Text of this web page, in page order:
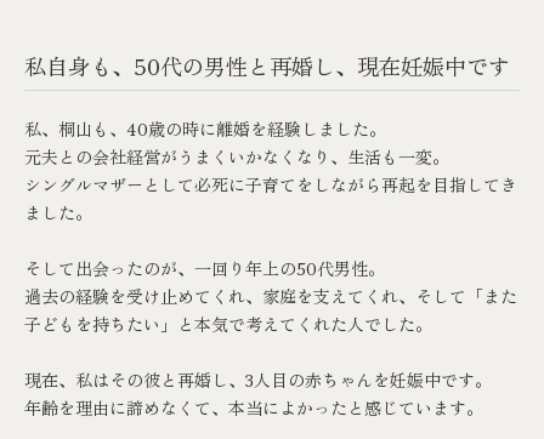
私自身も、50代の男性と再婚し、現在妊娠中です
私、桐山も、40歳の時に離婚を経験しました。
元夫との会社経営がうまくいかなくなり、生活も一変。
シングルマザーとして必死に子育てをしながら再起を目指してき
ました。
そして出会ったのが、一回り年上の50代男性。
過去の経験を受け止めてくれ、家庭を支えてくれ、そして「また
子どもを持ちたい」と本気で考えてくれた人でした。
現在、私はその彼と再婚し、3人目の赤ちゃんを妊娠中です。
年齢を理由に諦めなくて、本当によかったと感じています。